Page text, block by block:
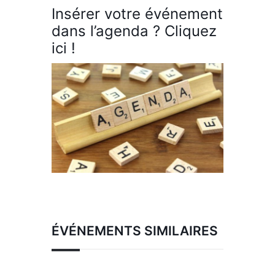
Insérer votre événement
dans l’agenda ? Cliquez
ici !
ÉVÉNEMENTS SIMILAIRES